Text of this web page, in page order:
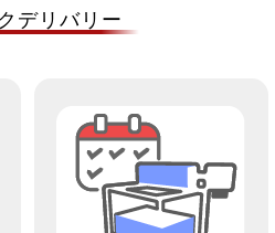
デリバリー